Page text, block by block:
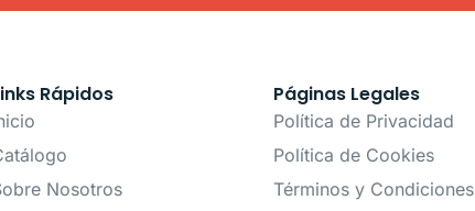
Rápidos
Nosotros
Páginas Legales
Política de Privacidad
Política de Cookies
Términos y Condiciones